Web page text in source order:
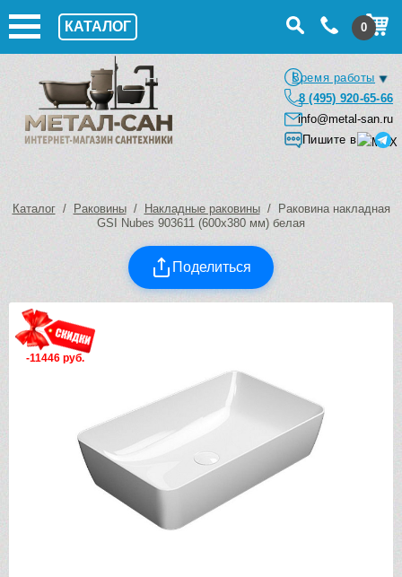
КАТАЛОГ 0
Время работы
8 (495) 920-65-66
info@metal-san.ru
Пишите в
Каталог/ Раковины/ Накладные раковины/ Раковина накладная
GSI Nubes 903611 (600х380 мм) белая
Поделиться
-11446 руб.